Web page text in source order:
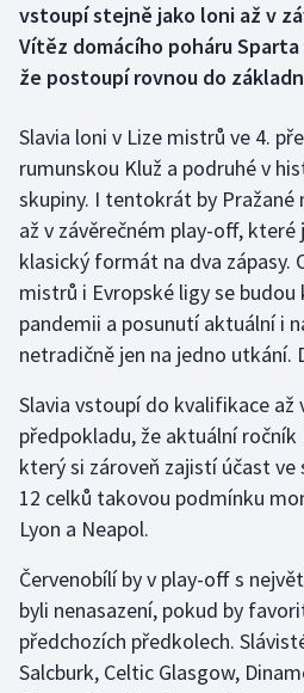
Florbal
Futsal
Golf
Gymnastika
Házená
Jezdectví
Krasobruslení
Lezení
Lyže a snowboard
Moderní pětiboj
Motorsport
vstoupí stejně jako loni až v
Vítěz domácího poháru
že postoupí rovnou do
Slavia loni v Lize mistrů ve 4.
rumunskou Kluž a podruhé v
skupiny. I tentokrát by
až v závěrečném play-off,
klasický formát na dva zápasy.
mistrů i Evropské ligy se
pandemii a posunutí aktuální i
netradičně jen na jedno utkání.
Slavia vstoupí do kvalifikace až
předpokladu, že aktuální
který si zároveň zajistí účast ve
12 celků takovou podmínku
Lyon a Neapol.
Červenobílí by v play-off s
byli nenasazení, pokud by
předchozích předkolech.
Salcburk, Celtic Glasgow,